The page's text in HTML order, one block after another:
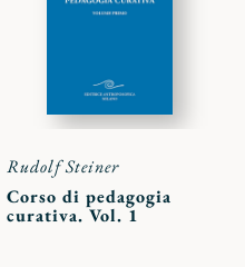
Rudolf Steiner
Corso di pedagogia
curativa. Vol. 1